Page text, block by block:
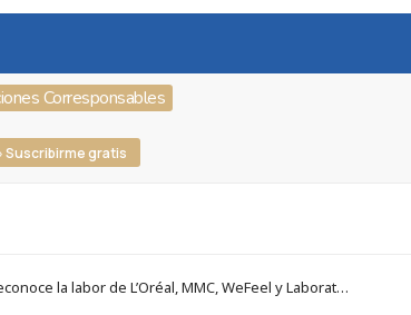
Corresponsables
Suscribirme gratis
Corresponsables > Organizaciones Corresponsables > Mercadona S.A. > La VII edición de los Premios EJE&CON al Talento Sin Género y SinGeneración reconoce la labor de L’Oréal, MMC, WeFeel y Laboratorios Quinton por sus políticas inclusivas